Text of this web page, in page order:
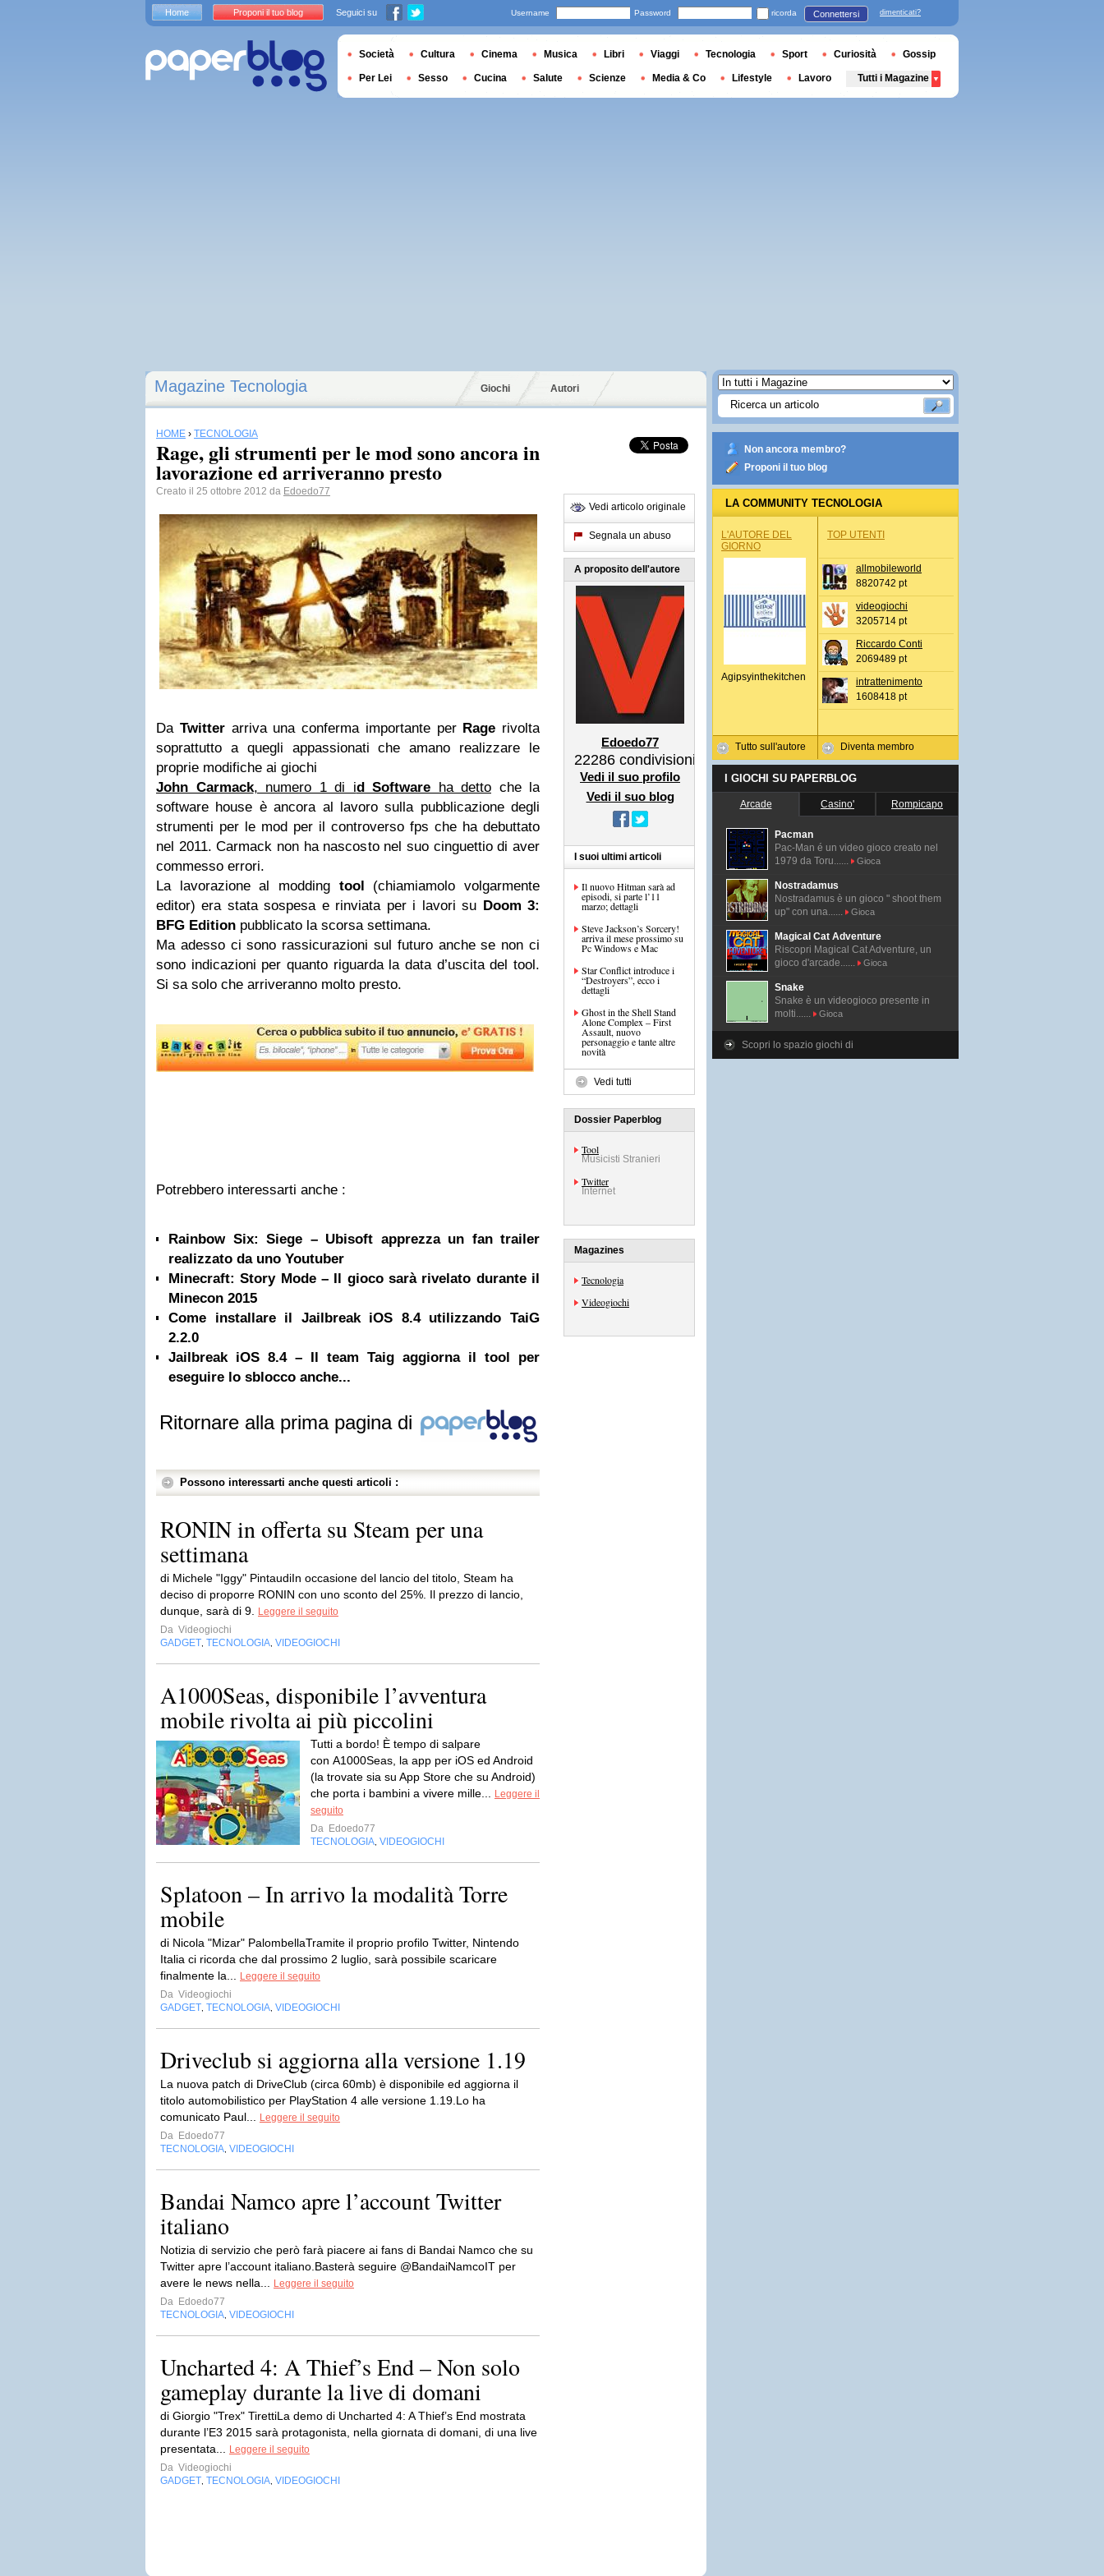
Magazine Tecnologia Giochi Autori
HOME › TECNOLOGIA
Rage, gli strumenti per le mod sono ancora in
lavorazione ed arriveranno presto
Creato il 25 ottobre 2012 da Edoedo77
Da Twitterarriva una conferma importante per Rage rivolta
soprattutto a quegli appassionati che amano realizzare le
proprie modifiche ai giochi
John Carmack, numero 1 di id Software ha detto che la
software house è ancora al lavoro sulla pubblicazione degli
strumenti per le mod per il controverso fps che ha debuttato
nel 2011. Carmack non ha nascosto nel suo cinguettio di aver
commesso errori.
La lavorazione al modding tool (chiamiamolo volgarmente
editor) era stata sospesa e rinviata per i lavori su Doom 3:
BFG Edition pubblicato la scorsa settimana.
Ma adesso ci sono rassicurazioni sul futuro anche se non ci
sono indicazioni per quanto riguarda la data d’uscita del tool.
Si sa solo che arriveranno molto presto.
Potrebbero interessarti anche :
Rainbow Six: Siege – Ubisoft apprezza un fan trailer
realizzato da uno Youtuber
Minecraft: Story Mode – Il gioco sarà rivelato durante il
Minecon 2015
Come installare il Jailbreak iOS 8.4 utilizzando TaiG
2.2.0
Jailbreak iOS 8.4 – Il team Taig aggiorna il tool per
eseguire lo sblocco anche...
Ritornare alla prima pagina di
Possono interessarti anche questi articoli :
RONIN in offerta su Steam per una
settimana
di Michele "Iggy" PintaudiIn occasione del lancio del titolo, Steam ha
deciso di proporre RONIN con uno sconto del 25%. Il prezzo di lancio,
dunque, sarà di 9.
Leggere il seguito
Da Videogiochi
GADGET TECNOLOGIA VIDEOGIOCHI
A1000Seas, disponibile l’avventura
mobile rivolta ai più piccolini
Tutti a bordo! È tempo di salpare
con A1000Seas, la app per iOS ed Android
(la trovate sia su App Store che su Android)
che porta i bambini a vivere mille...
Leggere il
seguito
Da Edoedo77
TECNOLOGIA VIDEOGIOCHI
Splatoon – In arrivo la modalità Torre
mobile
di Nicola "Mizar" PalombellaTramite il proprio profilo Twitter, Nintendo
Italia ci ricorda che dal prossimo 2 luglio, sarà possibile scaricare
finalmente la...
Leggere il seguito
Da Videogiochi
GADGET TECNOLOGIA VIDEOGIOCHI
Driveclub si aggiorna alla versione 1.19
La nuova patch di DriveClub (circa 60mb) è disponibile ed aggiorna il
titolo automobilistico per PlayStation 4 alle versione 1.19.Lo ha
comunicato Paul...
Leggere il seguito
Da Edoedo77
TECNOLOGIA VIDEOGIOCHI
Bandai Namco apre l’account Twitter
italiano
Notizia di servizio che però farà piacere ai fans di Bandai Namco che su
Twitter apre l’account italiano.Basterà seguire @BandaiNamcoIT per
avere le news nella...
Leggere il seguito
Da Edoedo77
TECNOLOGIA VIDEOGIOCHI
Uncharted 4: A Thief’s End – Non solo
gameplay durante la live di domani
di Giorgio "Trex" TirettiLa demo di Uncharted 4: A Thief’s End mostrata
durante l’E3 2015 sarà protagonista, nella giornata di domani, di una live
presentata...
Leggere il seguito
Da Videogiochi
GADGET TECNOLOGIA VIDEOGIOCHI
Vedi articolo originale
Segnala un abuso
A proposito dell'autore
Edoedo77
22286 condivisioni
Vedi il suo profilo
Vedi il suo blog
I suoi ultimi articoli
Il nuovo Hitman sarà ad
episodi, si parte l’11
marzo; dettagli
Steve Jackson’s Sorcery!
arriva il mese prossimo su
Pc Windows e Mac
Star Conflict introduce i
“Destroyers”, ecco i
dettagli
Ghost in the Shell Stand
Alone Complex – First
Assault, nuovo
personaggio e tante altre
novità
Vedi tutti
Dossier Paperblog
Tool
Musicisti Stranieri
Twitter
Internet
Magazines
Tecnologia
Videogiochi
Non ancora membro?
Proponi il tuo blog
LA COMMUNITY TECNOLOGIA
L'AUTORE DEL
GIORNO
Agipsyinthekitchen
Tutto sull'autore
TOP UTENTI
allmobileworld
8820742 pt
videogiochi
3205714 pt
Riccardo Conti
2069489 pt
intrattenimento
1608418 pt
Diventa membro
I GIOCHI SU PAPERBLOG
Arcade Casino' Rompicapo
Pacman
Pac-Man é un video gioco creato nel
1979 da Toru......
Gioca
Nostradamus
Nostradamus è un gioco " shoot them
up" con una......
Gioca
Magical Cat Adventure
Riscopri Magical Cat Adventure, un
gioco d'arcade......
Gioca
Snake
Snake è un videogioco presente in
molti......
Gioca
Scopri lo spazio giochi di
Home Proponi il tuo blog Seguici su Username Password ricorda Connettersi dimenticati?
Società Cultura Cinema Musica Libri Viaggi Tecnologia Sport Curiosità Gossip
Per Lei Sesso Cucina Salute Scienze Media & Co Lifestyle Lavoro Tutti i Magazine